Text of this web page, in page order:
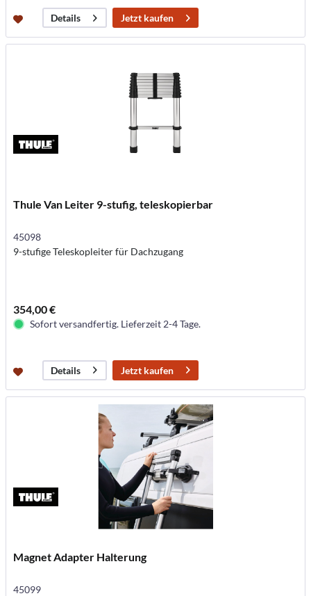
Details Jetzt kaufen
Thule Van Leiter 9-stufig, teleskopierbar
45098
9-stufige Teleskopleiter für Dachzugang
354,00 €
Sofort versandfertig. Lieferzeit 2-4 Tage.
Details Jetzt kaufen
Magnet Adapter Halterung
45099